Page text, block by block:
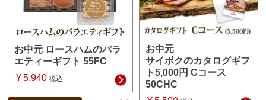
お中元 ロースハムのバラ
エティーギフト 55FC
¥ 5,940 税込
お中元
サイボクのカタログギフ
ト5,000円 Cコース
50CHC